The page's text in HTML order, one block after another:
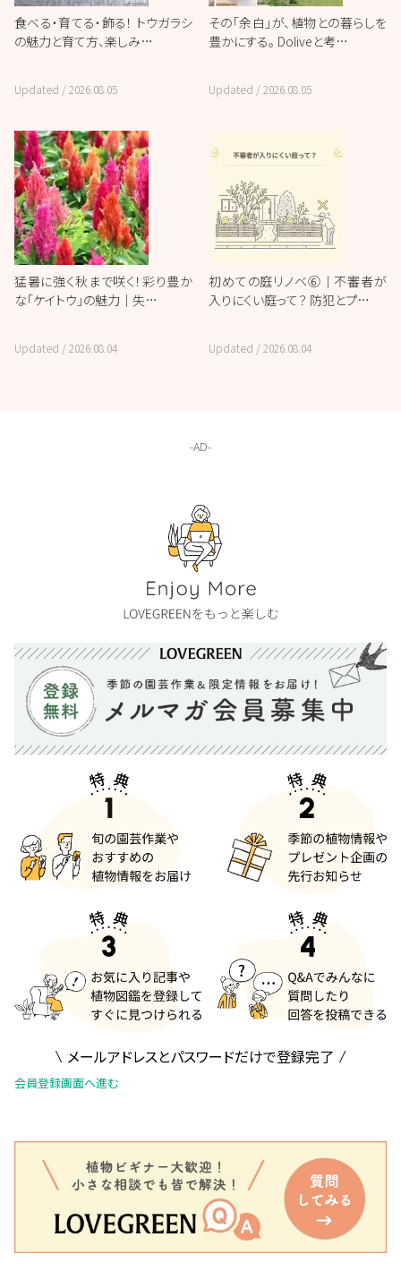
食べる・育てる・飾る！ トウガラシ
の魅力と育て方、楽しみ…
Updated /2026.08.05
その「余白」が、植物との暮らしを
豊かにする。 Doliveと考…
Updated /2026.08.05
猛暑に強く秋まで咲く！彩り豊か
な「ケイトウ」の魅力｜失…
Updated /2026.08.04
初めての庭リノベ⑥｜不審者が
入りにくい庭って？ 防犯とプ…
Updated /2026.08.04
メールアドレスとパスワードだけで登録完了
会員登録画面へ進む